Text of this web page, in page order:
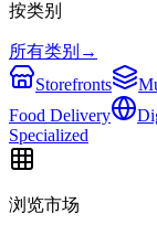
按类别
所有类别 →
Storefronts
Food Delivery
Specialized
浏览市场